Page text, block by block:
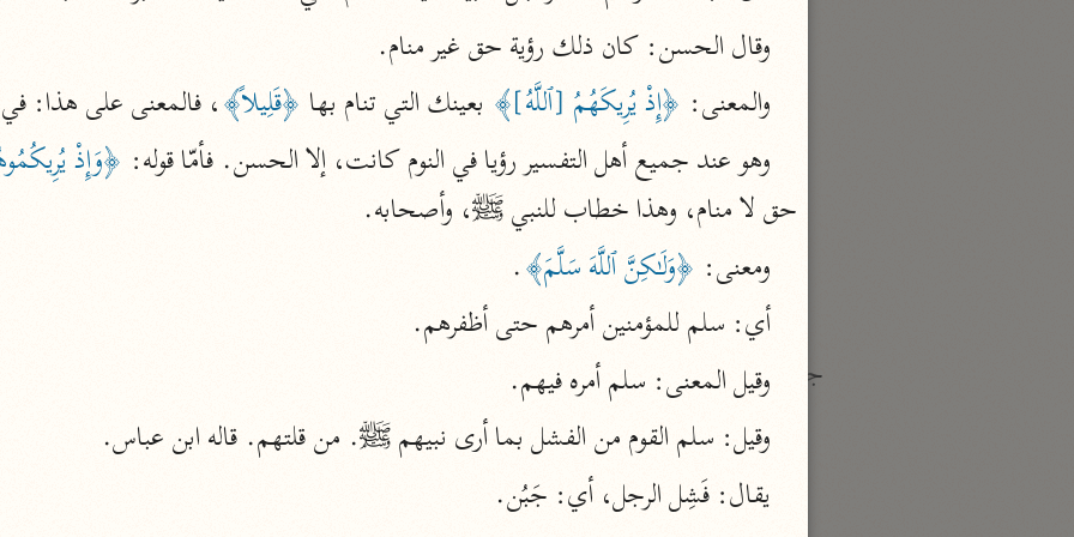
الجامع لأحكام القرآن
القرطبي (٦٧١ هـ)
معالم التنزيل
البغوي (٥١٦ هـ)
نحو ١١ مجلدًا
جمع الأقوال
زاد المسير
ابن الجوزي (٥٩٧ هـ)
نحو ٥ مجلدات
نحو ١١ مجلدًا
ابن جُزَيّ (٧٤١ هـ)
نحو ٣ مجلدات
مفاتيح الغيب
فخر الدين الرازي (٦٠٦ هـ)
وقال الحسن: كان ذلك رؤية حق غير منام.
والمعنى: ﴿إِذْ يُرِيكَهُمُ [ٱللَّهُ]﴾ بعينك التي تنام بها ﴿قَلِيلاً﴾، فالمعنى على هذا:
وهو عند جميع أهل التفسير رؤيا في النوم كانت، إلا الحسن. فأمّا قوله: ﴿وَإِذْ
حق لا منام، وهذا خطاب للنبي ﷺ، وأصحابه.
ومعنى: ﴿وَلَـٰكِنَّ ٱللَّهَ سَلَّمَ﴾.
أي: سلم للمؤمنين أمرهم حتى أظفرهم.
وقيل المعنى: سلم أمره فيهم.
وقيل: سلم القوم من الفشل بما أرى نبيهم ﷺ. من قلتهم. قاله ابن عباس.
يقال: فَشِل الرجل، أي: جَبُن.